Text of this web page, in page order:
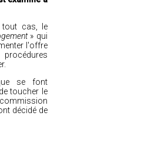
tout cas, le
» qui
l'offre
se font
toucher le
commission
décidé de